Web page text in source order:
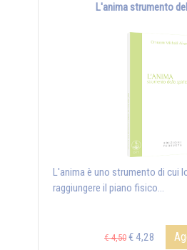
L'anima strumento
L'anima è uno strumento di cui
raggiungere il piano fisico...
€ 4,50 € 4,28